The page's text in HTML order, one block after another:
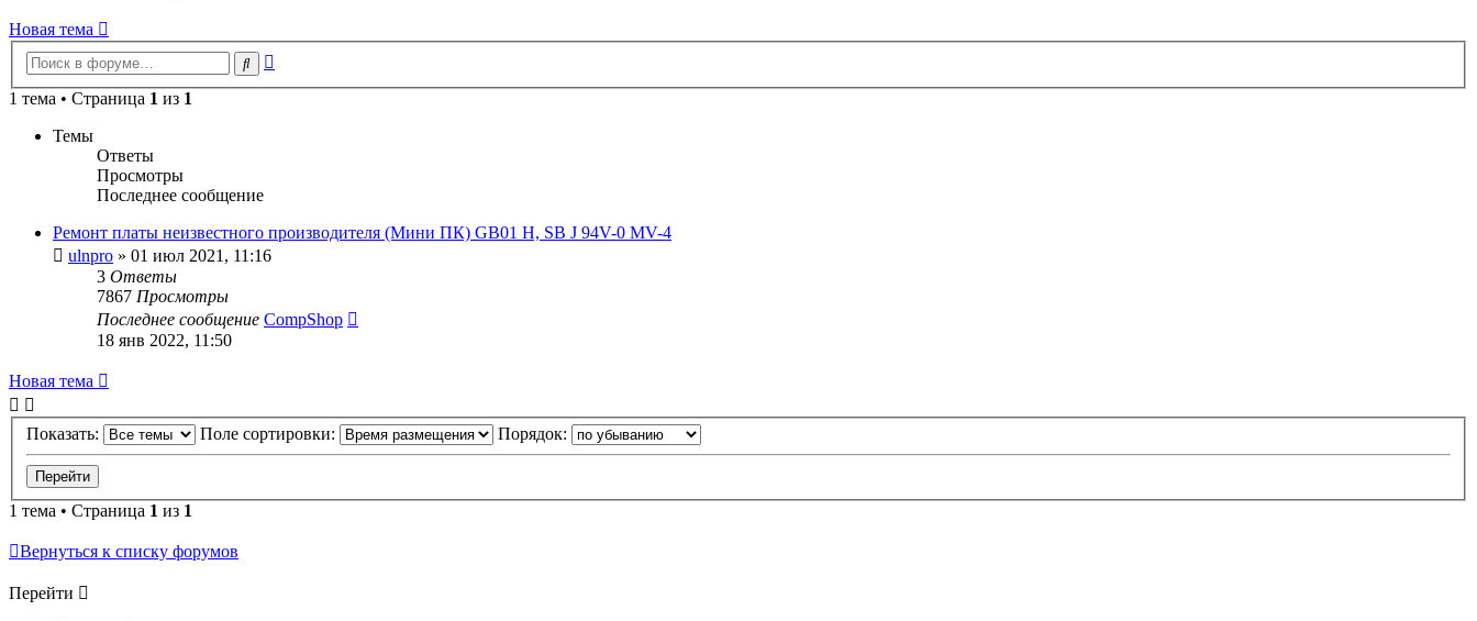
Новая
тема
Новая тема
Поиск
1 тема • Страница 1 из 1
Темы
Ответы
Просмотры
Последнее сообщение
Ремонт платы неизвестного производителя (Мини ПК) GB01 H, SB J 94V-0 MV-4
ulnpro » 01 июл 2021, 11:16
3 Ответы
7867 Просмотры
Последнее сообщение CompShop
18 янв 2022, 11:50
Новая
тема
Новая тема
Показать: Поле сортировки: Порядок:
1 тема • Страница 1 из 1
Вернуться к списку форумов
Перейти